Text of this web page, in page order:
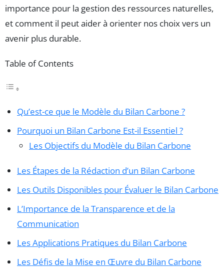
importance pour la gestion des ressources naturelles,
et comment il peut aider à orienter nos choix vers un
avenir plus durable.
Table of Contents
Qu’est-ce que le Modèle du Bilan Carbone ?
Pourquoi un Bilan Carbone Est-il Essentiel ?
Les Objectifs du Modèle du Bilan Carbone
Les Étapes de la Rédaction d’un Bilan Carbone
Les Outils Disponibles pour Évaluer le Bilan Carbone
L’Importance de la Transparence et de la
Communication
Les Applications Pratiques du Bilan Carbone
Les Défis de la Mise en Œuvre du Bilan Carbone